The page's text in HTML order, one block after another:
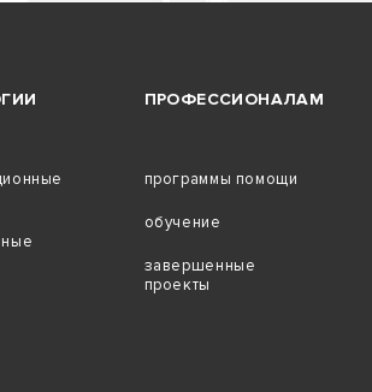
ПРОФЕССИОНАЛАМ
программы помощи
обучение
завершенные
проекты